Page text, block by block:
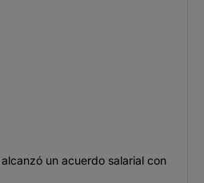
un acuerdo salarial con